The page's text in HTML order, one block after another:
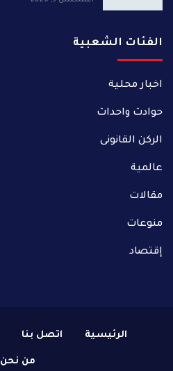
الفئات الشعبية
اخبار محلية
حوادث واحداث
الركن القانونى
عالمية
مقالات
منوعات
إقتصاد
الرئيسية اتصل بنا
من نحن